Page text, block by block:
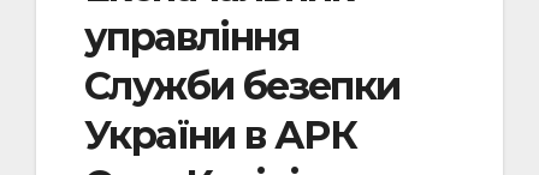
управління
Служби безепки
України в АРК